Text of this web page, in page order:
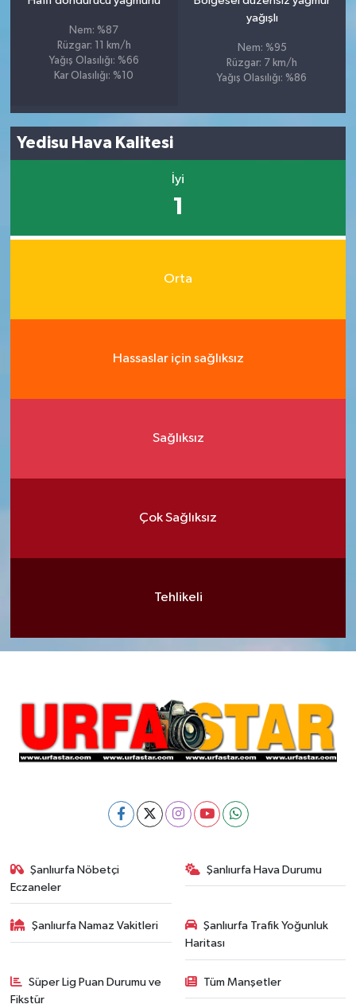
Nem: %87
Rüzgar: 11 km/h
Yağış Olasılığı: %66
Kar Olasılığı: %10
yağışlı
Nem: %95
Rüzgar: 7 km/h
Yağış Olasılığı: %86
Yedisu Hava Kalitesi
İyi
1
Orta
Hassaslar için sağlıksız
Sağlıksız
Çok Sağlıksız
Tehlikeli
Şanlıurfa Nöbetçi
Eczaneler
Şanlıurfa Hava Durumu
Şanlıurfa Namaz Vakitleri
Şanlıurfa Trafik Yoğunluk
Haritası
Süper Lig Puan Durumu ve
Fikstür
Tüm Manşetler